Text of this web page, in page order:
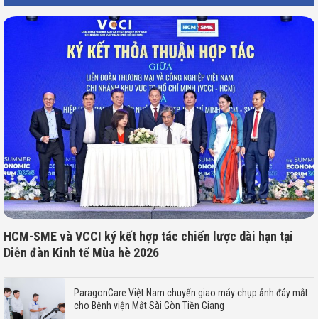
HCM-SME và VCCI ký kết hợp tác chiến lược dài hạn tại
Diễn đàn Kinh tế Mùa hè 2026
ParagonCare Việt Nam chuyển giao máy chụp ảnh đáy mắt
cho Bệnh viện Mắt Sài Gòn Tiền Giang